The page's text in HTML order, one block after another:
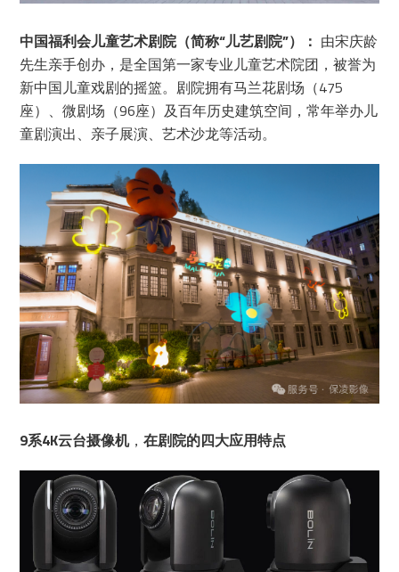
中国福利会儿童艺术剧院（简称“儿艺剧院”）： 由宋庆龄
先生亲手创办，是全国第一家专业儿童艺术院团，被誉为
新中国儿童戏剧的摇篮。剧院拥有马兰花剧场（475
座）、微剧场（96座）及百年历史建筑空间，常年举办儿
童剧演出、亲子展演、艺术沙龙等活动。
9系4K云台摄像机，在剧院的四大应用特点